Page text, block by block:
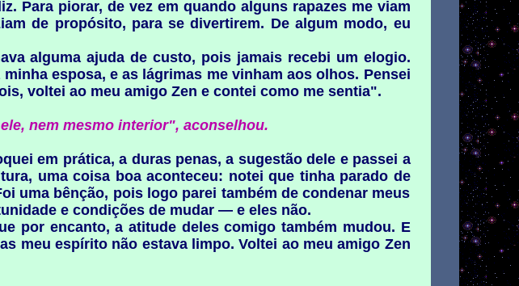
Para piorar, de vez em quando alguns rapazes me viam
de propósito, para se divertirem. De algum modo, eu
alguma ajuda de custo, pois jamais recebi um elogio.
esposa, e as lágrimas me vinham aos olhos. Pensei
voltei ao meu amigo Zen e contei como me sentia".
nem mesmo interior", aconselhou.
em prática, a duras penas, a sugestão dele e passei a
uma coisa boa aconteceu: notei que tinha parado de
uma bênção, pois logo parei também de condenar meus
e condições de mudar — e eles não.
por encanto, a atitude deles comigo também mudou. E
meu espírito não estava limpo. Voltei ao meu amigo Zen